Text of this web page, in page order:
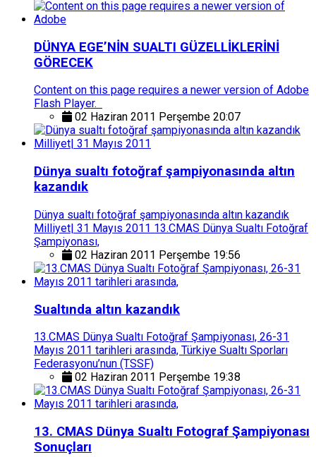
DÜNYA EGE’NİN SUALTI GÜZELLİKLERİNİ
GÖRECEK
Content on this page requires a newer version of Adobe
Flash Player.
02 Haziran 2011 Perşembe 20:07
Dünya sualtı fotoğraf şampiyonasında altın
kazandık
Dünya sualtı fotoğraf şampiyonasında altın kazandık
Milliyet| 31 Mayıs 2011 13.CMAS Dünya Sualtı Fotoğraf
Şampiyonası,
02 Haziran 2011 Perşembe 19:56
Sualtında altın kazandık
13.CMAS Dünya Sualtı Fotoğraf Şampiyonası, 26-31
Mayıs 2011 tarihleri arasında, Türkiye Sualtı Sporları
Federasyonu’nun (TSSF)
02 Haziran 2011 Perşembe 19:38
13. CMAS Dünya Sualtı Fotograf Şampiyonası
Sonuçları